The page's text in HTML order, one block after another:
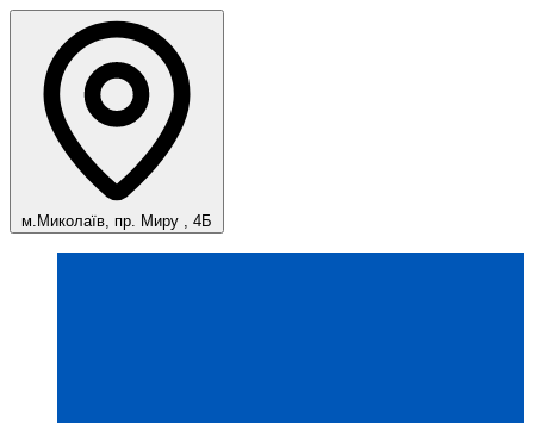
м.Миколаїв, пр. Миру , 4Б